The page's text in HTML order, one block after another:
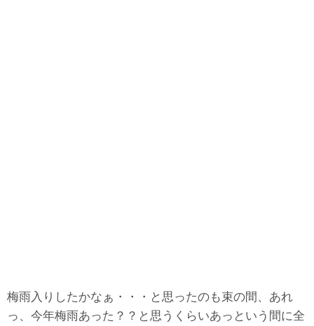
梅雨入りしたかなぁ・・・と思ったのも束の間、あれ
っ、今年梅雨あった？？と思うくらいあっという間に全